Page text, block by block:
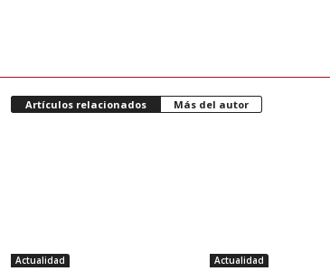
Artículos relacionados Más del autor
Actualidad Actualidad